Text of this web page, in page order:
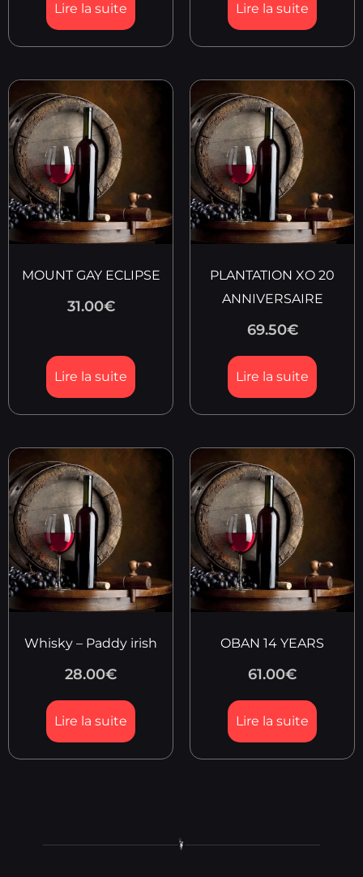
Lire la suite Lire la suite
MOUNT GAY ECLIPSE
31.00€
Lire la suite
PLANTATION XO 20
ANNIVERSAIRE
69.50€
Lire la suite
Whisky – Paddy irish
28.00€
Lire la suite
OBAN 14 YEARS
61.00€
Lire la suite